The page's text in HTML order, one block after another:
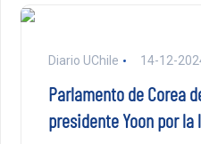
Diario UChile 14-12-
Parlamento de Corea
presidente Yoon por